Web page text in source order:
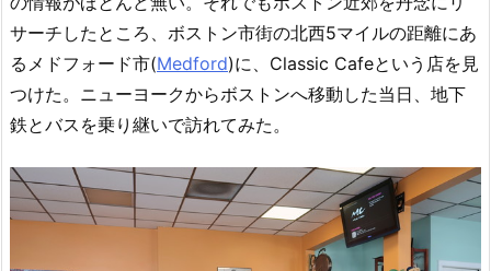
サーチしたところ、ボストン市街の北西5マイルの距離にあ
るメドフォード市(Medford)に、Classic Cafeという店を見
つけた。ニューヨークからボストンへ移動した当日、地下
鉄とバスを乗り継いで訪れてみた。